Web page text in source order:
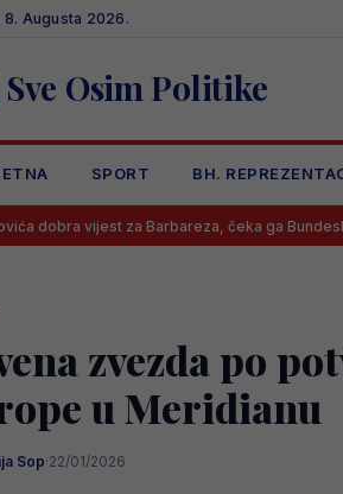
8. Augusta 2026.
Sve Osim Politike
SPORT BH.
za Barbareza, čeka ga Bundesliga?
zvezda po
u Meridianu
Sop·22/01/2026